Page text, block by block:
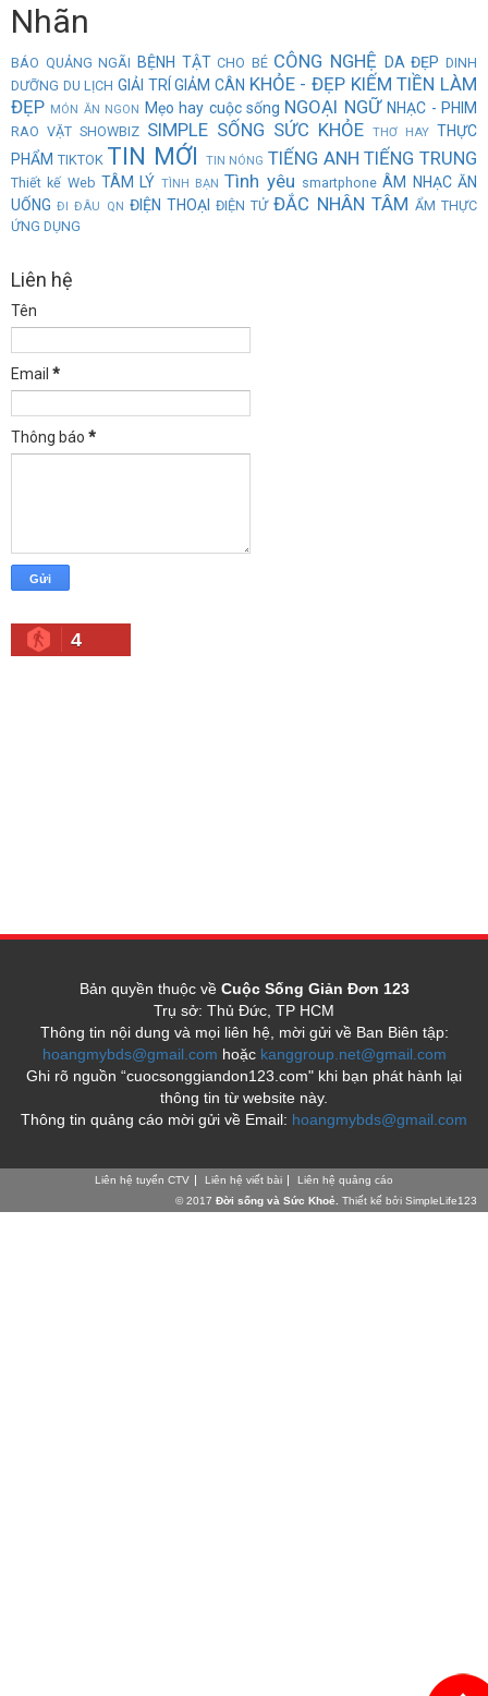
Nhãn
BÁO QUẢNG NGÃI BỆNH TẬT CHO BÉ CÔNG NGHỆ DA ĐẸP DINH
DƯỠNG DU LỊCH GIẢI TRÍ GIẢM CÂN KHỎE - ĐẸP KIẾM TIỀN LÀM
ĐẸP MÓN ĂN NGON Mẹo hay cuộc sống NGOẠI NGỮ NHẠC - PHIM
RAO VẶT SHOWBIZ SIMPLE SỐNG SỨC KHỎE THƠ HAY THỰC
PHẨM TIKTOK TIN MỚI TIN NÓNG TIẾNG ANH TIẾNG TRUNG
Thiết kế Web TÂM LÝ TÌNH BẠN Tình yêu smartphone ÂM NHẠC ĂN
UỐNG ĐI ĐÂU QN ĐIỆN THOẠI ĐIỆN TỬ ĐẮC NHÂN TÂM ẨM THỰC
ỨNG DỤNG
Liên hệ
Tên
Email *
Thông báo *
4
Bản quyền thuộc về Cuộc Sống Giản Đơn 123
Trụ sở: Thủ Đức, TP HCM
Thông tin nội dung và mọi liên hệ, mời gửi về Ban Biên tập:
hoangmybds@gmail.com hoặc kanggroup.net@gmail.com
Ghi rõ nguồn “cuocsonggiandon123.com" khi bạn phát hành lại
thông tin từ website này.
Thông tin quảng cáo mời gửi về Email: hoangmybds@gmail.com
Liên hệ tuyển CTV Liên hệ viết bài
Liên hệ quảng cáo
© 2017 Đời sống và Sức Khoẻ. Thiết kế bởi SimpleLife123